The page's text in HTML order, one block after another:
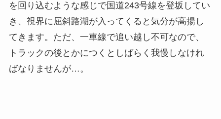
を回り込むような感じで国道243号線を登坂してい
き、視界に屈斜路湖が入ってくると気分が高揚し
てきます。ただ、一車線で追い越し不可なので、
トラックの後とかにつくとしばらく我慢しなけれ
ばなりませんが…。